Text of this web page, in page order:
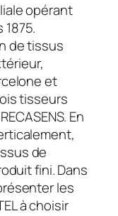
opérant
de tissus
et
tisseurs
En
de
fini. Dans
les
à choisir